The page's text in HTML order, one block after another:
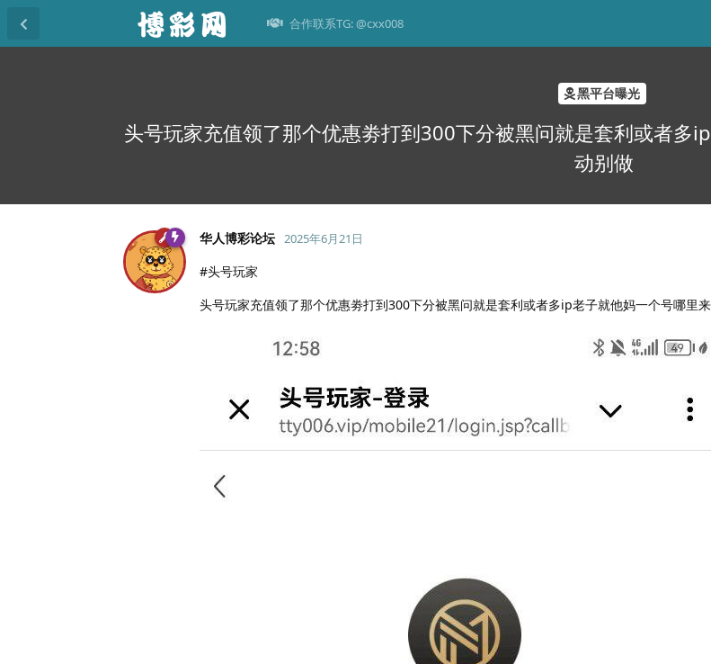
合作联系TG: @cxx008
黑平台曝光
头号玩家充值领了那个优惠劵打到300下分被黑问就是套利或者多
动别做
华人博彩论坛 2025年6月21日
#头号玩家
头号玩家充值领了那个优惠劵打到300下分被黑问就是套利或者多ip老子就他妈一个号哪里